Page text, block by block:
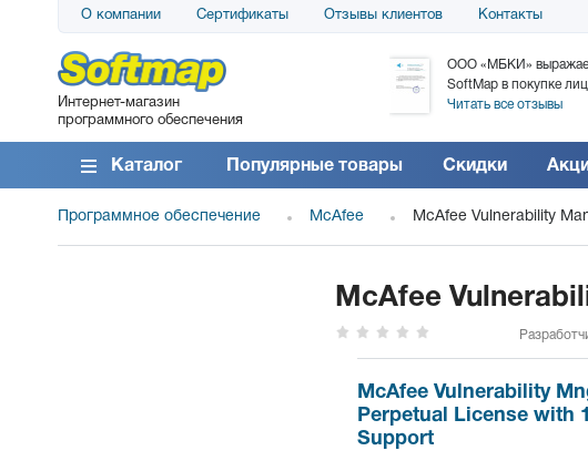
О компании Сертификаты Отзывы клиентов Контакты
Интернет-магазин
программного обеспечения
АО «АТС» благодарит компанию SoftMap за
поставку программного обеспечения SolarWinds
DameWare...
Читать все отзывы
ООО «МБКИ»
SoftMap в покупке
Читать все отзывы
Каталог Популярные товары Скидки
Программное обеспечение McAfee McAfee Vulnerability
McAfee
McAfee Vulnerability
Perpetual License with
Support